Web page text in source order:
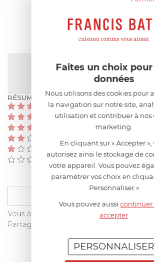
NOTE MOYENNE
Pas encore de note
RÉSUMÉ
(0)
(0)
(0)
(0)
Vous avez acheté ce produit sur
Partagez votre avis avec les autres
Faites un choix
données
Nous utilisons des cookies pour
la navigation sur notre site,
utilisation et contribuer à nos
marketing.
En cliquant sur « Accepter »,
autorisez ainsi le stockage de
votre appareil. Vous pouvez
paramétrer vos choix en
Personnaliser »
Vous pouvez aussicontinuer
accepter
PERSONNALISER